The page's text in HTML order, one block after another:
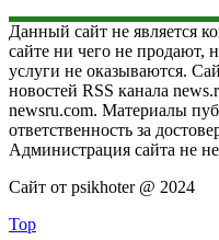
Данный сайт не является
сайте ни чего не продают,
услуги не оказываются.
новостей RSS канала
newsru.com. Материалы
ответственность за
Администрация сайта не
Сайт от psikhoter @ 2024
Top